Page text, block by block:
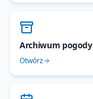
Archiwum pogody
Otwórz